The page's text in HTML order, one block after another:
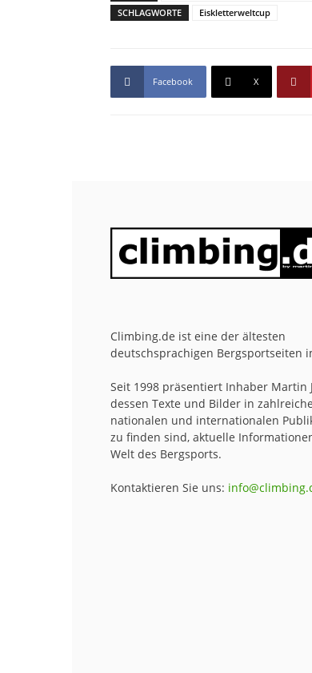
SCHLAGWORTE
Eiskletterweltcup
Facebook X
Climbing.de ist eine der ältesten
deutschsprachigen Bergsportseiten
Seit 1998 präsentiert Inhaber Martin
dessen Texte und Bilder in
nationalen und internationalen
zu finden sind, aktuelle
Welt des Bergsports.
Kontaktieren Sie uns: